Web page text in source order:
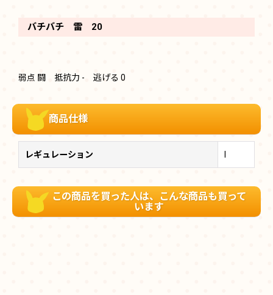
バチバチ 雷 20
弱点 闘 抵抗力 - 逃げる 0
商品仕様
レギュレーション
この商品を買った人は、こんな商品も買って
います